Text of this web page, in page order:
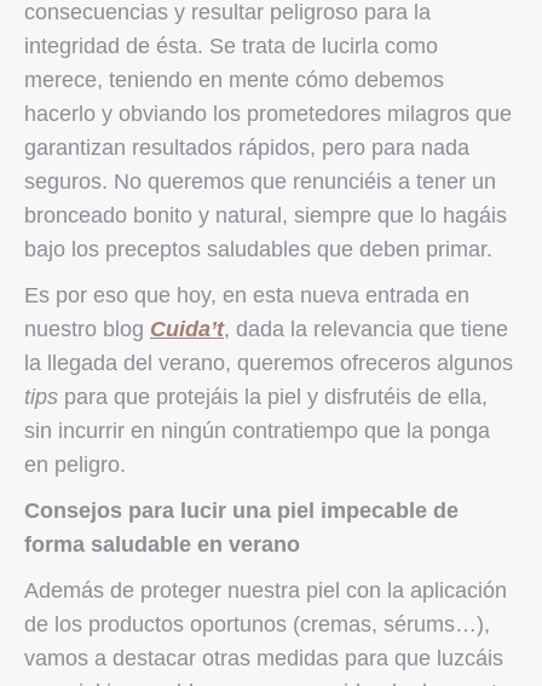
consecuencias y resultar peligroso para la
integridad de ésta. Se trata de lucirla como
merece, teniendo en mente cómo debemos
hacerlo y obviando los prometedores milagros que
garantizan resultados rápidos, pero para nada
seguros. No queremos que renunciéis a tener un
bronceado bonito y natural, siempre que lo hagáis
bajo los preceptos saludables que deben primar.
Es por eso que hoy, en esta nueva entrada en
nuestro blog Cuida’t, dada la relevancia que tiene
la llegada del verano, queremos ofreceros algunos
tips para que protejáis la piel y disfrutéis de ella,
sin incurrir en ningún contratiempo que la ponga
en peligro.
Consejos para lucir una piel impecable de
forma saludable en verano
Además de proteger nuestra piel con la aplicación
de los productos oportunos (cremas, sérums…),
vamos a destacar otras medidas para que luzcáis